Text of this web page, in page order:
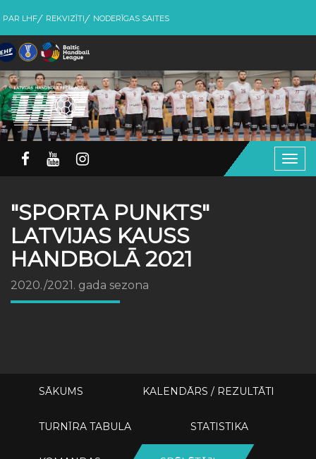
PAR LHF REKVIZĪTI NODERĪGAS SAITES
"SPORTA PUNKTS"
LATVIJAS KAUSS
HANDBOLĀ 2021
2020./2021. gada sezona
SĀKUMS KALENDĀRS / REZULTĀTI
TURNĪRA TABULA STATISTIKA